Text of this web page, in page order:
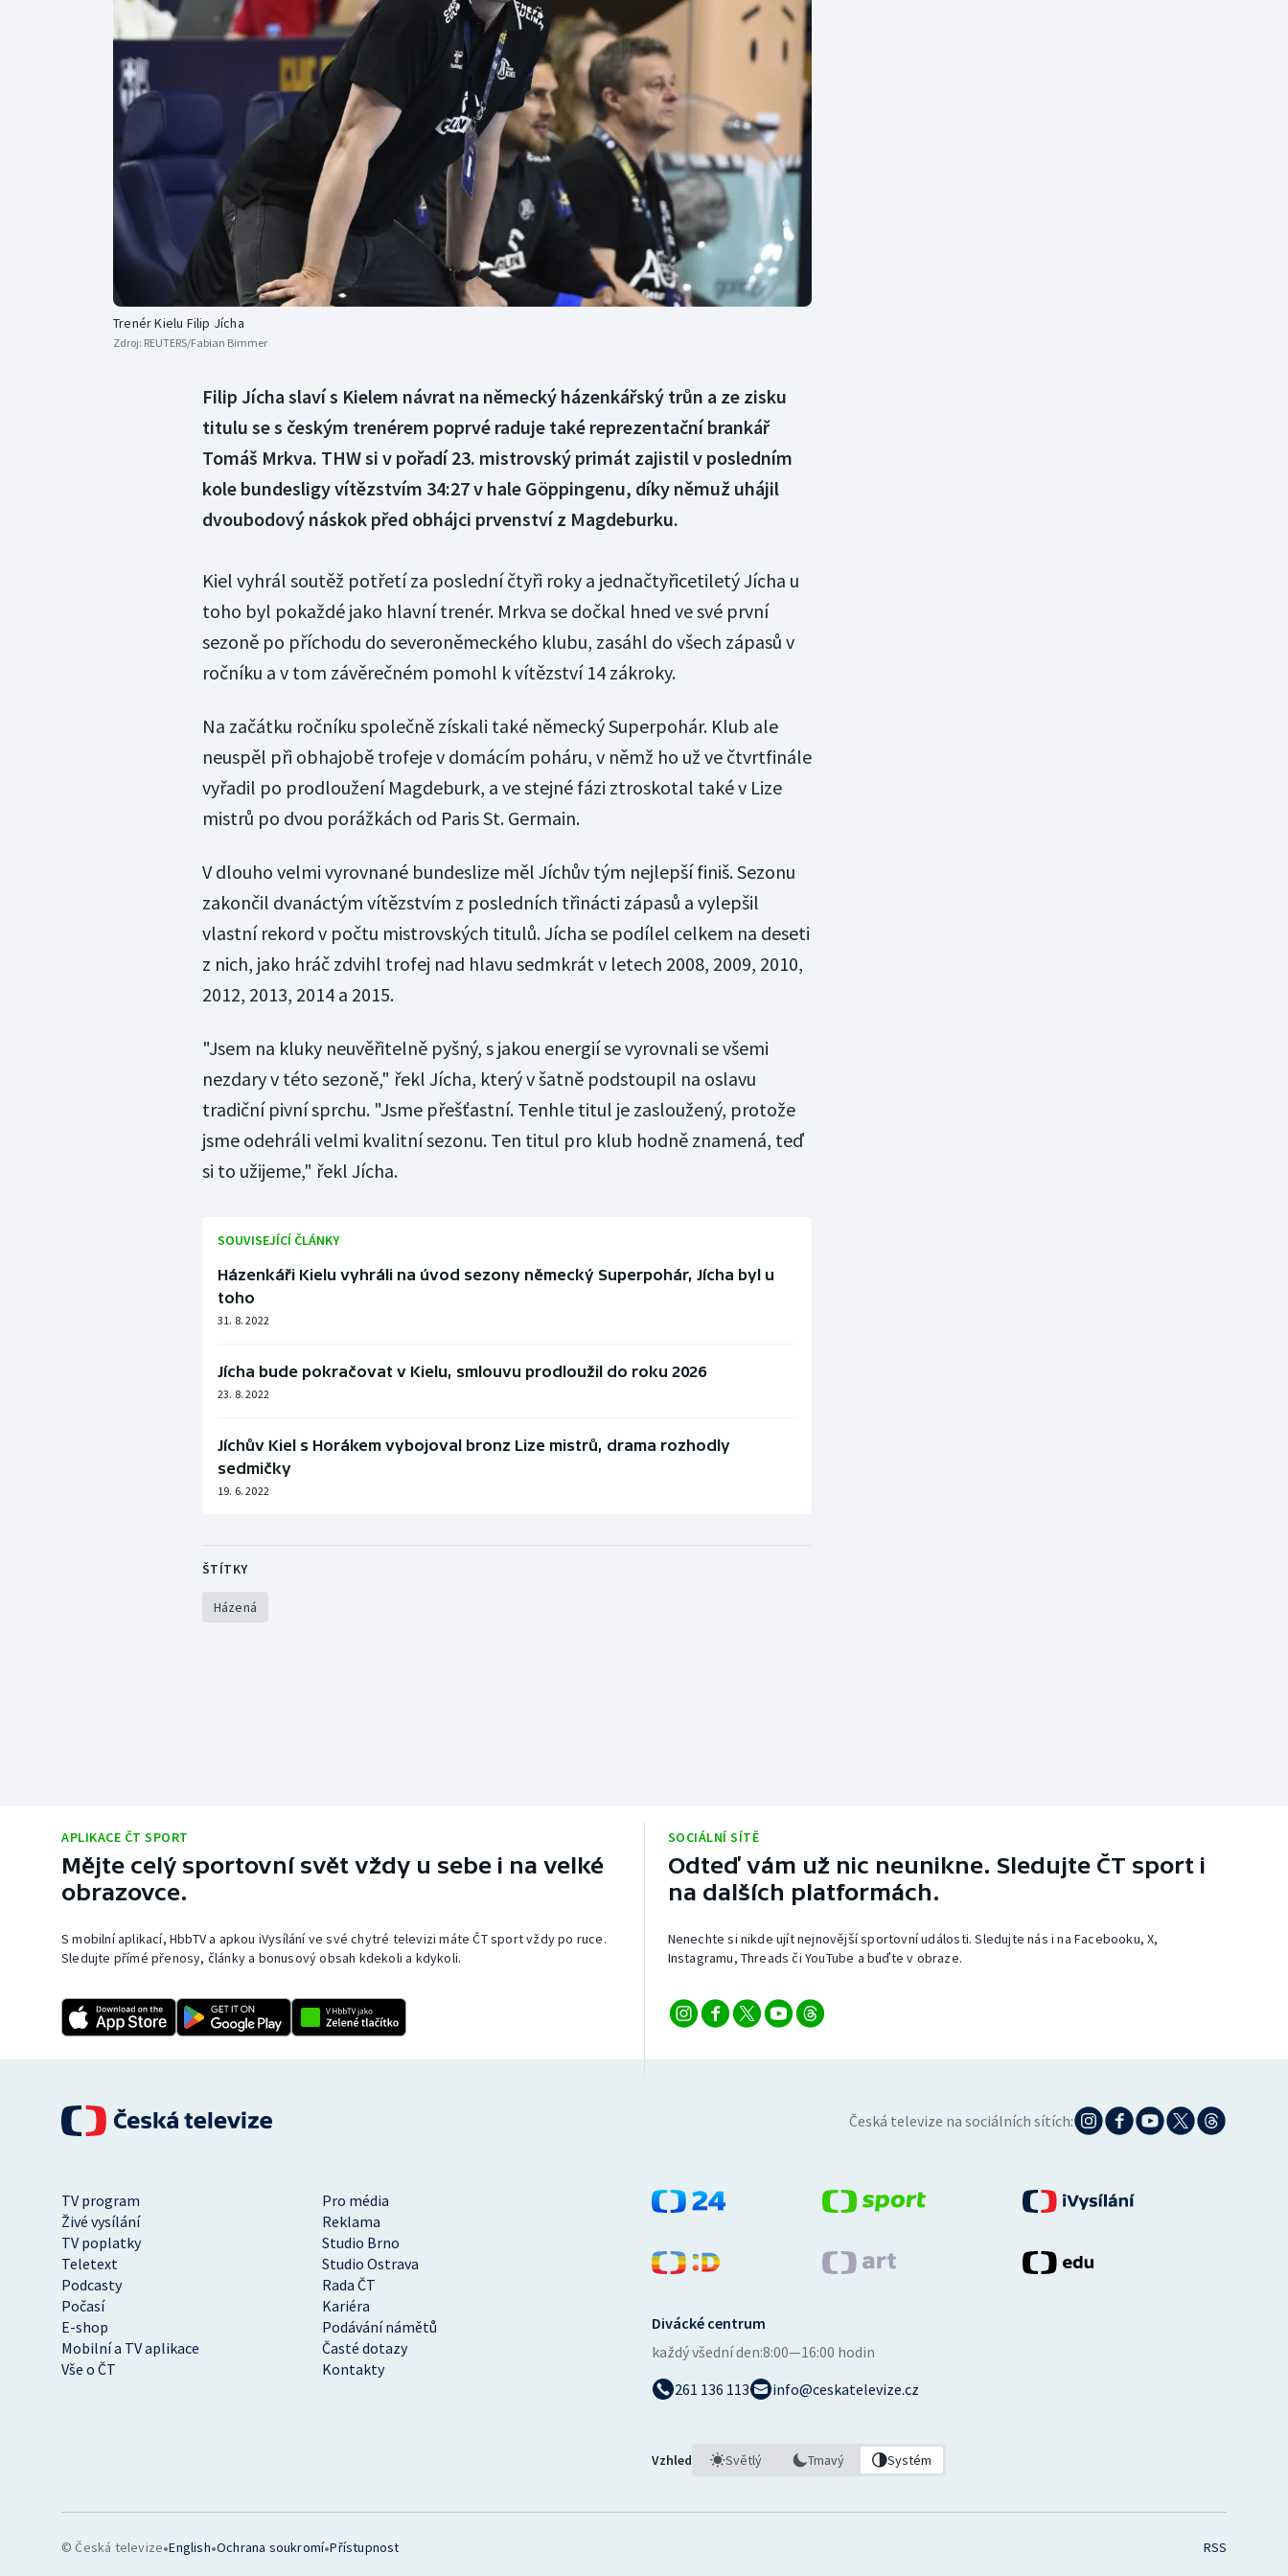
Curling
Dostihy
Florbal
Futsal
Golf
Gymnastika
Moderní pětiboj
Motorsport
Olympijské hry
Parasport
Plavání
Plážový volejbal
Triatlon
Veslování
Vodní slalom
Volejbal
Ostatní
Trenér Kielu Filip Jícha
Zdroj: REUTERS/Fabian Bimmer
Filip Jícha slaví s Kielem návrat na německý házenkářský trůn a ze zisku
titulu se s českým trenérem poprvé raduje také reprezentační brankář
Tomáš Mrkva. THW si v pořadí 23. mistrovský primát zajistil v posledním
kole bundesligy vítězstvím 34:27 v hale Göppingenu, díky němuž uhájil
dvoubodový náskok před obhájci prvenství z Magdeburku.
Kiel vyhrál soutěž potřetí za poslední čtyři roky a jednačtyřicetiletý Jícha u
toho byl pokaždé jako hlavní trenér. Mrkva se dočkal hned ve své první
sezoně po příchodu do severoněmeckého klubu, zasáhl do všech zápasů v
ročníku a v tom závěrečném pomohl k vítězství 14 zákroky.
Na začátku ročníku společně získali také německý Superpohár. Klub ale
neuspěl při obhajobě trofeje v domácím poháru, v němž ho už ve čtvrtfinále
vyřadil po prodloužení Magdeburk, a ve stejné fázi ztroskotal také v Lize
mistrů po dvou porážkách od Paris St. Germain.
V dlouho velmi vyrovnané bundeslize měl Jíchův tým nejlepší finiš. Sezonu
zakončil dvanáctým vítězstvím z posledních třinácti zápasů a vylepšil
vlastní rekord v počtu mistrovských titulů. Jícha se podílel celkem na deseti
z nich, jako hráč zdvihl trofej nad hlavu sedmkrát v letech 2008, 2009, 2010,
2012, 2013, 2014 a 2015.
"Jsem na kluky neuvěřitelně pyšný, s jakou energií se vyrovnali se všemi
nezdary v této sezoně," řekl Jícha, který v šatně podstoupil na oslavu
tradiční pivní sprchu. "Jsme přešťastní. Tenhle titul je zasloužený, protože
jsme odehráli velmi kvalitní sezonu. Ten titul pro klub hodně znamená, teď
si to užijeme," řekl Jícha.
SOUVISEJÍCÍ ČLÁNKY
Házenkáři Kielu vyhráli na úvod sezony německý Superpohár, Jícha byl u
toho
31. 8. 2022
Jícha bude pokračovat v Kielu, smlouvu prodloužil do roku 2026
23. 8. 2022
Jíchův Kiel s Horákem vybojoval bronz Lize mistrů, drama rozhodly
sedmičky
19. 6. 2022
ŠTÍTKY
Házená
APLIKACE ČT SPORT
Mějte celý sportovní svět vždy u sebe i na velké
obrazovce.
S mobilní aplikací, HbbTV a apkou iVysílání ve své chytré televizi máte ČT sport vždy po ruce.
Sledujte přímé přenosy, články a bonusový obsah kdekoli a kdykoli.
SOCIÁLNÍ SÍTĚ
Odteď vám už nic neunikne. Sledujte ČT sport i
na dalších platformách.
Nenechte si nikde ujít nejnovější sportovní události. Sledujte nás i na Facebooku, X,
Instagramu, Threads či YouTube a buďte v obraze.
Česká televize na sociálních sítích:
TV program
Pro média
Živé vysílání
Reklama
TV poplatky
Studio Brno
Teletext
Studio Ostrava
Podcasty
Rada ČT
Počasí
Kariéra
E-shop
Podávání námětů
Mobilní a TV aplikace
Časté dotazy
Vše o ČT
Kontakty
Divácké centrum
každý všední den:8:00—16:00 hodin
261 136 113
info@ceskatelevize.cz
Vzhled Světlý Tmavý Systém
© Česká televize•English•Ochrana soukromí•Přístupnost RSS